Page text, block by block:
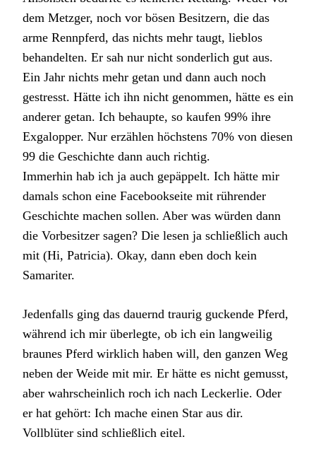
dem Metzger, noch vor bösen Besitzern, die das
arme Rennpferd, das nichts mehr taugt, lieblos
behandelten. Er sah nur nicht sonderlich gut aus.
Ein Jahr nichts mehr getan und dann auch noch
gestresst. Hätte ich ihn nicht genommen, hätte es ein
anderer getan. Ich behaupte, so kaufen 99% ihre
Exgalopper. Nur erzählen höchstens 70% von diesen
99 die Geschichte dann auch richtig.
Immerhin hab ich ja auch gepäppelt. Ich hätte mir
damals schon eine Facebookseite mit rührender
Geschichte machen sollen. Aber was würden dann
die Vorbesitzer sagen? Die lesen ja schließlich auch
mit (Hi, Patricia). Okay, dann eben doch kein
Samariter.
Jedenfalls ging das dauernd traurig guckende Pferd,
während ich mir überlegte, ob ich ein langweilig
braunes Pferd wirklich haben will, den ganzen Weg
neben der Weide mit mir. Er hätte es nicht gemusst,
aber wahrscheinlich roch ich nach Leckerlie. Oder
er hat gehört: Ich mache einen Star aus dir.
Vollblüter sind schließlich eitel.